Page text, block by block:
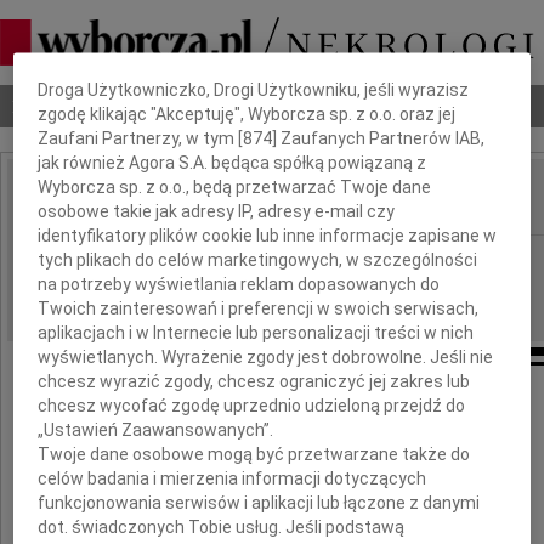
Nekrologi Odeszli Poradnik pogrzebowy
IMIĘ I NAZWISKO:
REGION: Płock
DATA EMISJI: 09.03.2012
Pani
Mariannie Wróbel
wyrazy głębokiego współczucia
Dbamy o Twoją prywatność
Droga Użytkowniczko, Drogi Użytkowniku, jeśli wyrazisz
zgodę klikając "Akceptuję", Wyborcza sp. z o.o. oraz jej
Zaufani Partnerzy, w tym [874 ] Zaufanych Partnerów IAB,
jak również Agora S.A. będąca spółką powiązaną z
Wyborcza sp. z o.o., będą przetwarzać Twoje dane
osobowe takie jak adresy IP, adresy e-mail czy
identyfikatory plików cookie lub inne informacje zapisane w
tych plikach do celów marketingowych, w szczególności
na potrzeby wyświetlania reklam dopasowanych do
Twoich zainteresowań i preferencji w swoich serwisach,
aplikacjach i w Internecie lub personalizacji treści w nich
wyświetlanych. Wyrażenie zgody jest dobrowolne. Jeśli nie
chcesz wyrazić zgody, chcesz ograniczyć jej zakres lub
chcesz wycofać zgodę uprzednio udzieloną przejdź do
„Ustawień Zaawansowanych”.
Twoje dane osobowe mogą być przetwarzane także do
celów badania i mierzenia informacji dotyczących
funkcjonowania serwisów i aplikacji lub łączone z danymi
dot. świadczonych Tobie usług. Jeśli podstawą